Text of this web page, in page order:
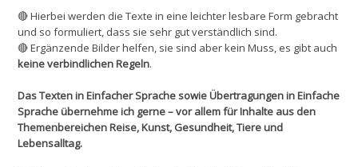
🔴 Hierbei werden die Texte in eine leichter lesbare Form gebracht
und so formuliert, dass sie sehr gut verständlich sind.
🔴 Ergänzende Bilder helfen, sie sind aber kein Muss, es gibt auch
keine verbindlichen Regeln.
Das Texten in Einfacher Sprache sowie Übertragungen in Einfache
Sprache übernehme ich gerne – vor allem für Inhalte aus den
Themenbereichen Reise, Kunst, Gesundheit, Tiere und
Lebensalltag.